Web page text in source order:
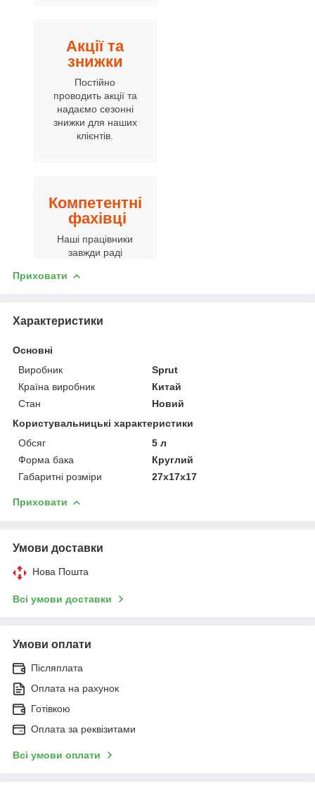
Акції та
знижки
Постійно
проводить акції та
надаємо сезонні
знижки для наших
клієнтів.
Компетентні
фахівці
Наші працівники
завжди раді
Гнучка ціно
ва політика
Вартість завжди
буде вигідною для
покупців, позаяк
представниками
виробника.
НАШІ ПЕРЕВАГИ СПІВПРАЦІ З НАМИ
1 Сертифікований товар.
2
3
4
кур'єра та відправлення транспортним
Приховати
Характеристики
Основні
Виробник
Sprut
Країна виробник
Китай
Стан
Новий
Користувальницькі характеристики
Обсяг
5 л
Форма бака
Круглий
Габаритні розміри
27x17x17
Приховати
Умови доставки
Нова Пошта
Всі умови доставки
Умови оплати
Післяплата
Оплата на рахунок
Готівкою
Оплата за реквізитами
Всі умови оплати